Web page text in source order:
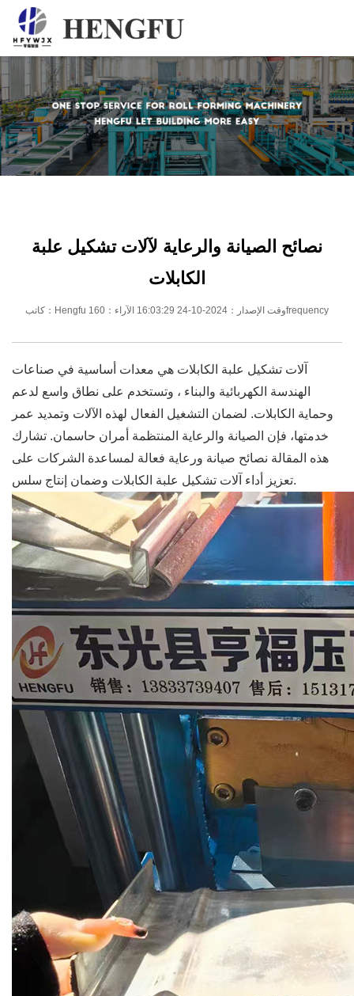
المنزل
المنتجات
حول
نصائح الصيانة والرعاية لآلات تشكيل علبة
الكابلات
كاتب：Hengfu وقت الإصدار：2024-10-24 16:03:29 الآراء：160frequency
آلات تشكيل علبة الكابلات هي معدات أساسية في صناعات
الهندسة الكهربائية والبناء ، وتستخدم على نطاق واسع لدعم
وحماية الكابلات. لضمان التشغيل الفعال لهذه الآلات وتمديد عمر
خدمتها، فإن الصيانة والرعاية المنتظمة أمران حاسمان. تشارك
هذه المقالة نصائح صيانة ورعاية فعالة لمساعدة الشركات على
تعزيز أداء آلات تشكيل علبة الكابلات وضمان إنتاج سلس.